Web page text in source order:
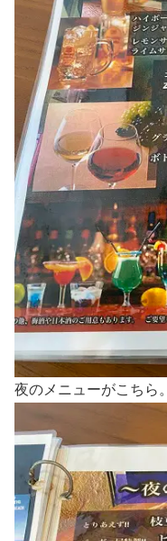
夜のメニューがこちら。